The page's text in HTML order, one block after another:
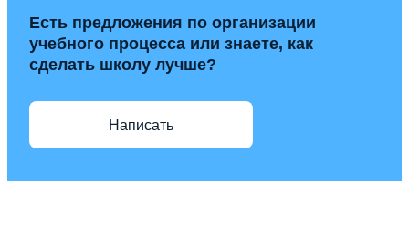
Есть предложения по организации
учебного процесса или знаете, как
сделать школу лучше?
Написать